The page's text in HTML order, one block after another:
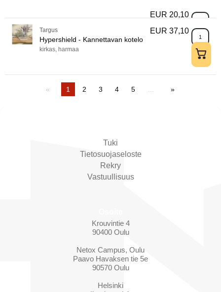
EUR 20,10
Targus
Hypershield - Kannettavan kotelo
kirkas, harmaa
EUR 37,10
1 2 3 4 5
Tuki
Tietosuojaseloste
Rekry
Vastuullisuus
Krouvintie 4
90400 Oulu
Netox Campus, Oulu
Paavo Havaksen tie 5e
90570 Oulu
Helsinki